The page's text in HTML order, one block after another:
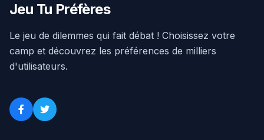
Jeu Tu Préfères
Le jeu de dilemmes qui fait débat ! Choisissez votre
camp et découvrez les préférences de milliers
d'utilisateurs.